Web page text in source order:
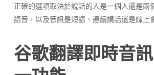
正確的選項取決於說話的人是一個人還是兩
語音，以及音訊是短語、連續講話還是線上
谷歌翻譯即時音